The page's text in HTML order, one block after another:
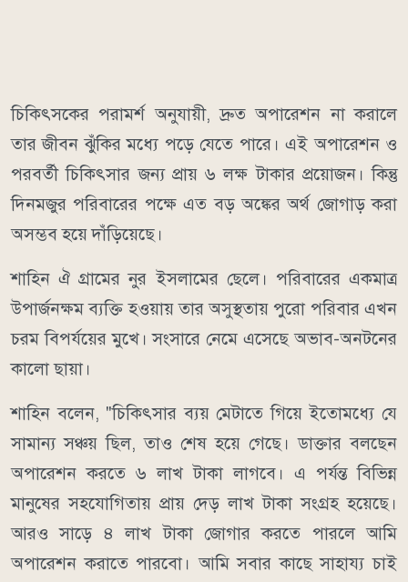
চিকিৎসকের পরামর্শ অনুযায়ী, দ্রুত অপারেশন না করালে
তার জীবন ঝুঁকির মধ্যে পড়ে যেতে পারে। এই অপারেশন ও
পরবর্তী চিকিৎসার জন্য প্রায় ৬ লক্ষ টাকার প্রয়োজন। কিন্তু
দিনমজুর পরিবারের পক্ষে এত বড় অঙ্কের অর্থ জোগাড় করা
অসম্ভব হয়ে দাঁড়িয়েছে।
শাহিন ঐ গ্রামের নুর ইসলামের ছেলে। পরিবারের একমাত্র
উপার্জনক্ষম ব্যক্তি হওয়ায় তার অসুস্থতায় পুরো পরিবার এখন
চরম বিপর্যয়ের মুখে। সংসারে নেমে এসেছে অভাব-অনটনের
কালো ছায়া।
শাহিন বলেন, "চিকিৎসার ব্যয় মেটাতে গিয়ে ইতোমধ্যে যে
সামান্য সঞ্চয় ছিল, তাও শেষ হয়ে গেছে। ডাক্তার বলছেন
অপারেশন করতে ৬ লাখ টাকা লাগবে। এ পর্যন্ত বিভিন্ন
মানুষের সহযোগিতায় প্রায় দেড় লাখ টাকা সংগ্রহ হয়েছে।
আরও সাড়ে ৪ লাখ টাকা জোগার করতে পারলে আমি
অপারেশন করাতে পারবো। আমি সবার কাছে সাহায্য চাই